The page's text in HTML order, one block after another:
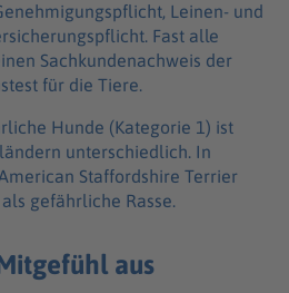
Leinen- und
Fast alle
Sachkundenachweis der
für die Tiere.
Hunde (Kategorie 1) ist
unterschiedlich. In
Staffordshire Terrier
gefährliche Rasse.
aus